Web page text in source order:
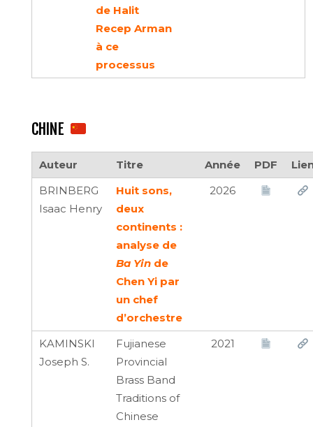
de Halit
Recep Arman
à ce
processus
CHINE
Auteur Titre Année PDF
BRINBERG
Isaac Henry
Huit sons,
deux
continents :
analyse de
Ba Yin de
Chen Yi par
un chef
d’orchestre
2026
KAMINSKI
Joseph S.
Fujianese
Provincial
Brass Band
Traditions of
Chinese
2021